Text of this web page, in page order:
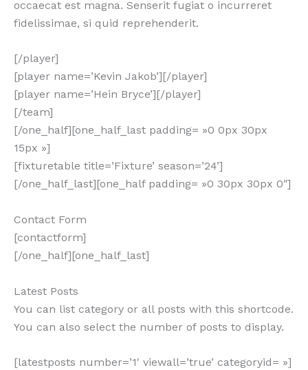
occaecat est magna. Senserit fugiat o incurreret
fidelissimae, si quid reprehenderit.
[/player]
[player name=’Kevin Jakob’][/player]
[player name=’Hein Bryce’][/player]
[/team]
[/one_half][one_half_last padding= »0 0px 30px
15px »]
[fixturetable title=’Fixture’ season=’24’]
[/one_half_last][one_half padding= »0 30px 30px 0″]
Contact Form
[contactform]
[/one_half][one_half_last]
Latest Posts
You can list category or all posts with this shortcode.
You can also select the number of posts to display.
[latestposts number=’1′ viewall=’true’ categoryid= »]